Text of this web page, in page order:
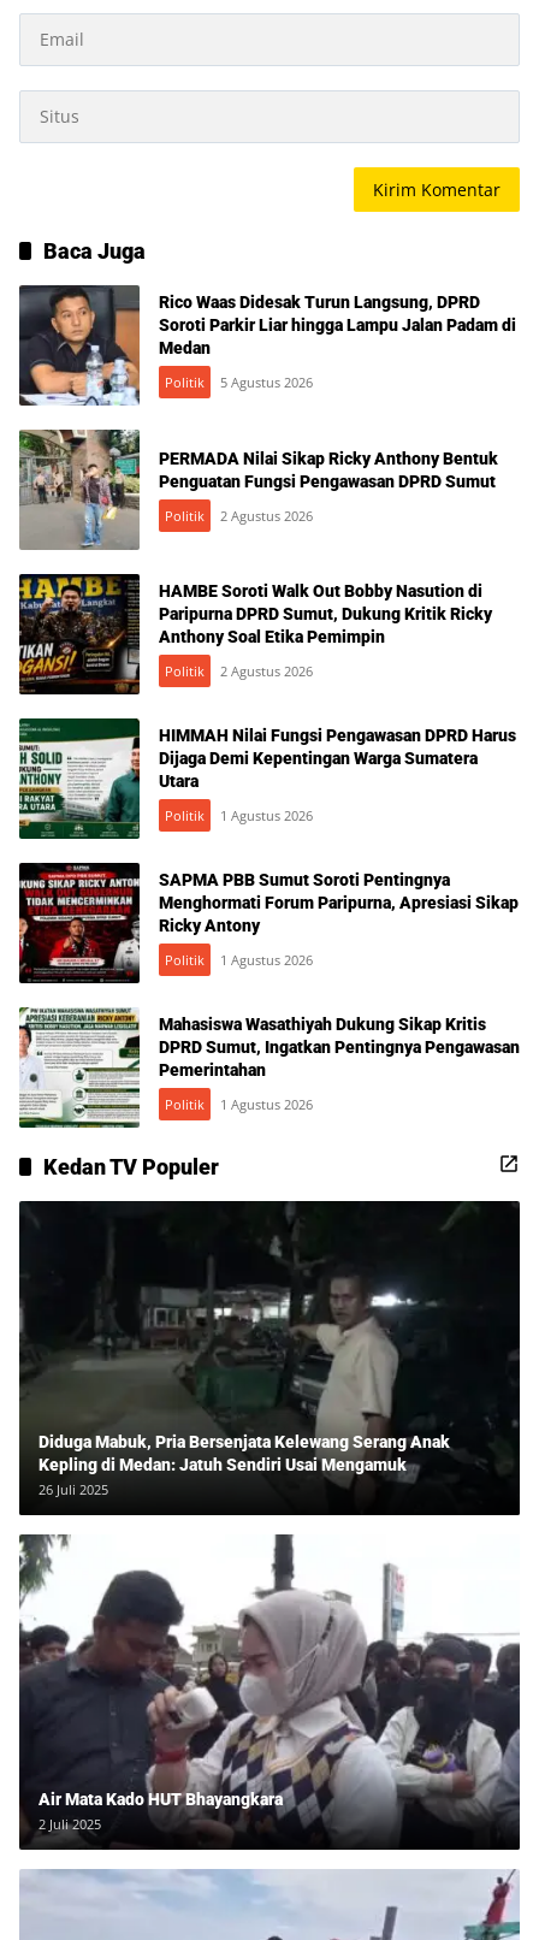
Baca Juga
Rico Waas Didesak Turun Langsung, DPRD
Soroti Parkir Liar hingga Lampu Jalan Padam di
Medan
Politik 5 Agustus 2026
PERMADA Nilai Sikap Ricky Anthony Bentuk
Penguatan Fungsi Pengawasan DPRD Sumut
Politik 2 Agustus 2026
HAMBE Soroti Walk Out Bobby Nasution di
Paripurna DPRD Sumut, Dukung Kritik Ricky
Anthony Soal Etika Pemimpin
Politik 2 Agustus 2026
HIMMAH Nilai Fungsi Pengawasan DPRD Harus
Dijaga Demi Kepentingan Warga Sumatera
Utara
Politik 1 Agustus 2026
SAPMA PBB Sumut Soroti Pentingnya
Menghormati Forum Paripurna, Apresiasi Sikap
Ricky Antony
Politik 1 Agustus 2026
Mahasiswa Wasathiyah Dukung Sikap Kritis
DPRD Sumut, Ingatkan Pentingnya Pengawasan
Pemerintahan
Politik 1 Agustus 2026
Kedan TV Populer
Diduga Mabuk, Pria Bersenjata Kelewang Serang Anak
Kepling di Medan: Jatuh Sendiri Usai Mengamuk
26 Juli 2025
Air Mata Kado HUT Bhayangkara
2 Juli 2025